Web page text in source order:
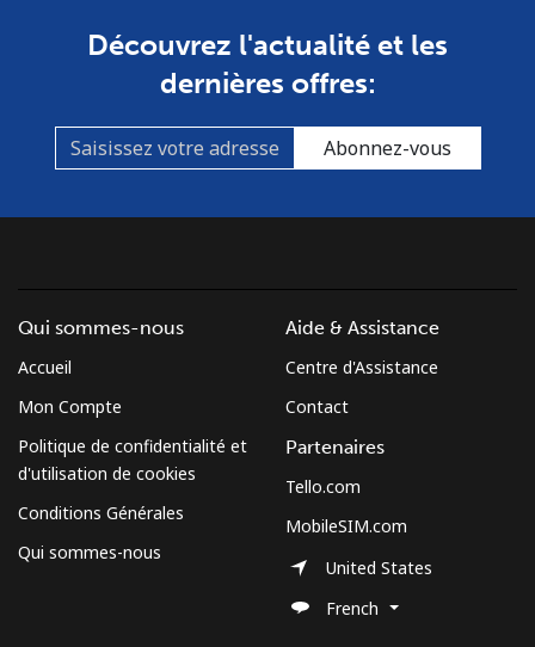
Découvrez l'actualité et les
dernières offres:
Abonnez-vous
Qui sommes-nous
Accueil
Mon Compte
Politique de confidentialité et
d'utilisation de cookies
Conditions Générales
Qui sommes-nous
Aide & Assistance
Centre d'Assistance
Contact
Partenaires
Tello.com
MobileSIM.com
United States
French